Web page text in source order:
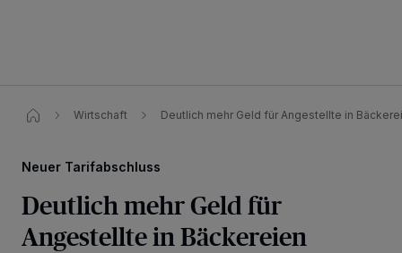
Wirtschaft Deutlich mehr Geld für Angestellte in
Neuer Tarifabschluss
Deutlich mehr Geld für
Angestellte in Bäckereien